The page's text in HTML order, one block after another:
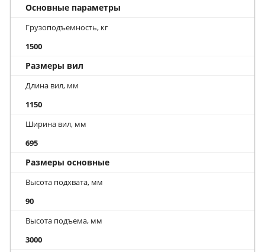
Основные параметры
Грузоподъемность, кг
1500
Размеры вил
Длина вил, мм
1150
Ширина вил, мм
695
Размеры основные
Высота подхвата, мм
90
Высота подъема, мм
3000